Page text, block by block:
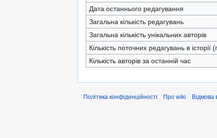
Дата останнього редагування
Загальна кількість редагувань
Загальна кількість унікальних авторів
Кількість поточних редагувань в
Кількість авторів за останній час
Політика конфіденційності Про wiki Відмова